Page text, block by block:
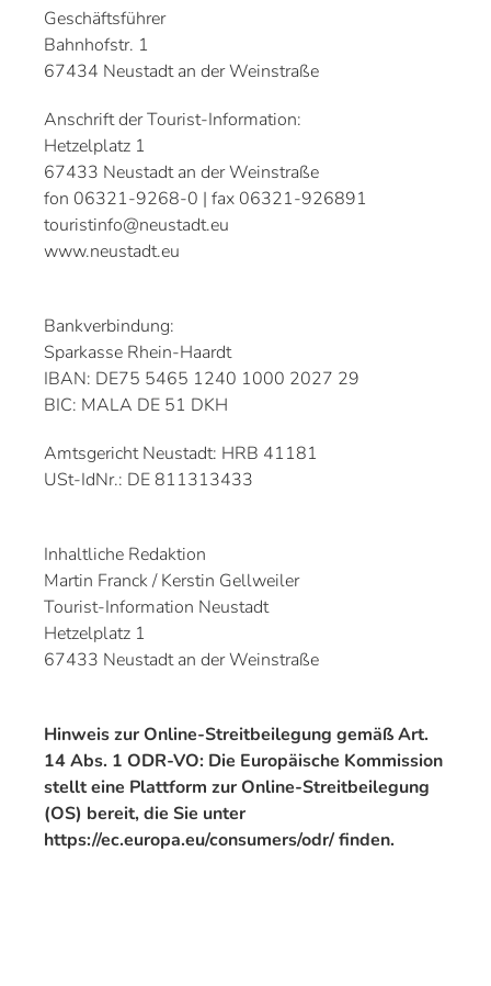
Geschäftsführer
Bahnhofstr. 1
67434 Neustadt an der Weinstraße
Anschrift der Tourist-Information:
Hetzelplatz 1
67433 Neustadt an der Weinstraße
fon 06321-9268-0 | fax 06321-926891
touristinfo@neustadt.eu
www.neustadt.eu
Bankverbindung:
Sparkasse Rhein-Haardt
IBAN: DE75 5465 1240 1000 2027 29
BIC: MALA DE 51 DKH
Amtsgericht Neustadt: HRB 41181
USt-IdNr.: DE 811313433
Inhaltliche Redaktion
Martin Franck / Kerstin Gellweiler
Tourist-Information Neustadt
Hetzelplatz 1
67433 Neustadt an der Weinstraße
Hinweis zur Online-Streitbeilegung gemäß Art.
14 Abs. 1 ODR-VO: Die Europäische Kommission
stellt eine Plattform zur Online-Streitbeilegung
(OS) bereit, die Sie unter
https://ec.europa.eu/consumers/odr/finden.